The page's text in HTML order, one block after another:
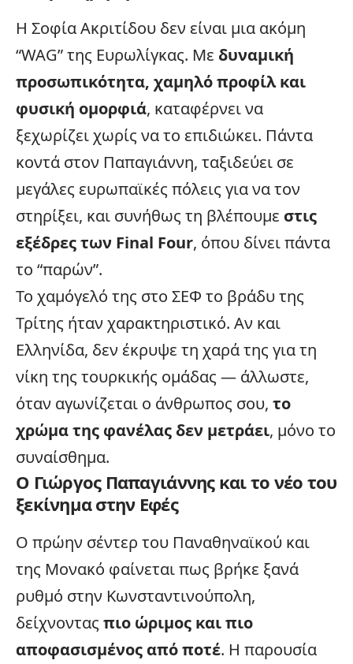
Η Σοφία Ακριτίδου δεν είναι μια ακόμη
“WAG” της Ευρωλίγκας. Με δυναμική
προσωπικότητα, χαμηλό προφίλ και
φυσική ομορφιά, καταφέρνει να
ξεχωρίζει χωρίς να το επιδιώκει. Πάντα
κοντά στον Παπαγιάννη, ταξιδεύει σε
μεγάλες ευρωπαϊκές πόλεις για να τον
στηρίξει, και συνήθως τη βλέπουμε στις
εξέδρες των Final Four, όπου δίνει πάντα
το “παρών”.
Το χαμόγελό της στο ΣΕΦ το βράδυ της
Τρίτης ήταν χαρακτηριστικό. Αν και
Ελληνίδα, δεν έκρυψε τη χαρά της για τη
νίκη της τουρκικής ομάδας — άλλωστε,
όταν αγωνίζεται ο άνθρωπος σου, το
χρώμα της φανέλας δεν μετράει, μόνο το
συναίσθημα.
Ο Γιώργος Παπαγιάννης και το νέο του
ξεκίνημα στην Εφές
Ο πρώην σέντερ του Παναθηναϊκού και
της Μονακό φαίνεται πως βρήκε ξανά
ρυθμό στην Κωνσταντινούπολη,
δείχνοντας πιο ώριμος και πιο
αποφασισμένος από ποτέ. Η παρουσία